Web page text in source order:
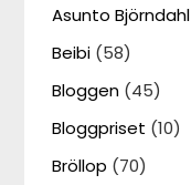
Asunto Björndahl
Beibi (58)
Bloggen (45)
Bloggpriset (10)
Bröllop (70)